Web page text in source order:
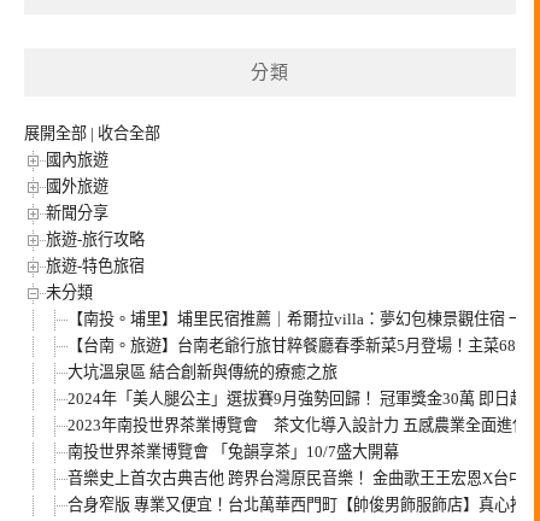
分類
展開全部 | 收合全部
國內旅遊
國外旅遊
新聞分享
旅遊-旅行攻略
旅遊-特色旅宿
未分類
【南投。埔里】埔里民宿推薦｜希爾拉villa：夢幻包棟景觀住宿 一
【台南。旅遊】台南老爺行旅甘粹餐廳春季新菜5月登場！主菜
大坑溫泉區 結合創新與傳統的療癒之旅
2024年「美人腿公主」選拔賽9月強勢回歸！ 冠軍獎金30萬 即日起
2023年南投世界茶業博覽會 茶文化導入設計力 五感農業全面進化
南投世界茶業博覽會 「兔韻享茶」10/7盛大開幕
音樂史上首次古典吉他 跨界台灣原民音樂！ 金曲歌王王宏恩X台中
合身窄版 專業又便宜！台北萬華西門町【帥俊男飾服飾店】真心推薦